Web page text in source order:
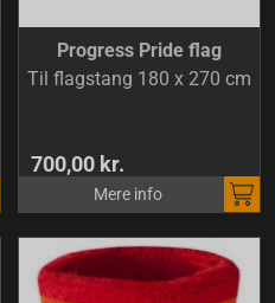
Progress Pride flag
Til flagstang 180 x 270 cm
700,00 kr.
Mere info